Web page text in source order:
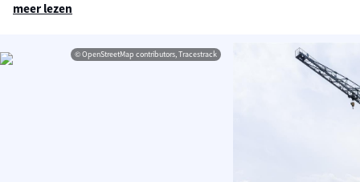
meer lezen
© OpenStreetMap contributors, Tracestrack